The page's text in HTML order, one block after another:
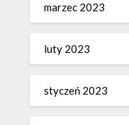
marzec 2023
luty 2023
styczeń 2023